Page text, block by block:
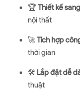
🏆 Thiết kế
nội thất
🚀Tích hợp
thời gian
🛠 Lắp đặt dễ
thuật